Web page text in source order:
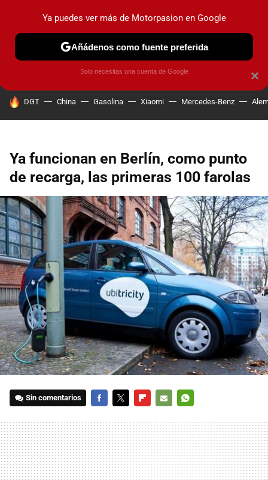
PRUEBAS COCHES ELÉCTRICOS OBSERVATORIO
HOY SE HABLA DE
DGT China Gasolina Xiaomi Mercedes-Benz
Ya funcionan en Berlín, como punto
de recarga, las primeras 100 farolas
Sin comentarios
MAIL
×
Ya puedes ver más de Motorpasion en Google
Añádenos como fuente preferida
Solo necesitas una cuenta de Google